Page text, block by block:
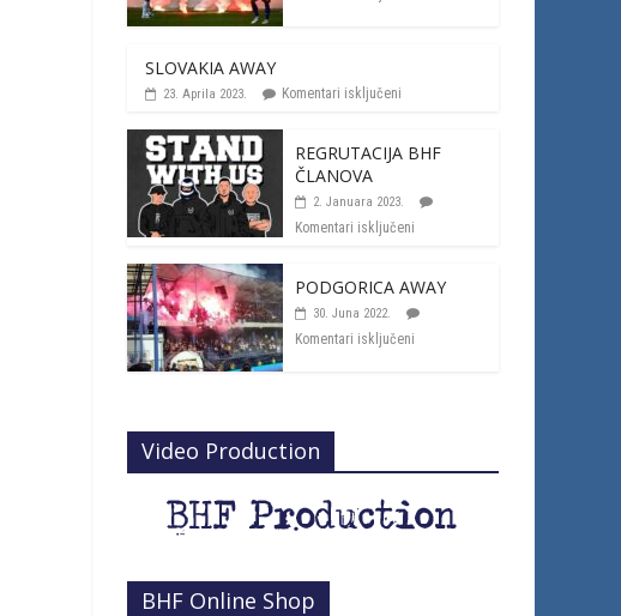
SLOVAKIA AWAY
23. Aprila 2023. Komentari isključeni
REGRUTACIJA BHF
ČLANOVA
2. Januara 2023.
Komentari isključeni
PODGORICA AWAY
30. Juna 2022.
Komentari isključeni
Video Production
BHF Online Shop